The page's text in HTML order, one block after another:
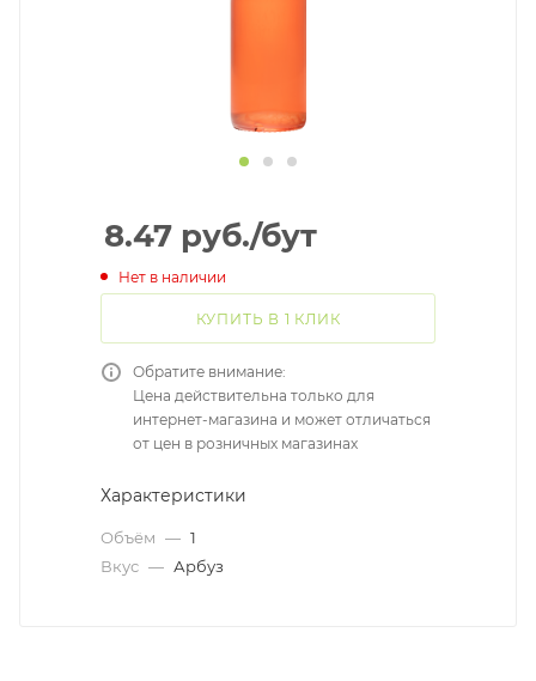
8.47 руб./бут
Нет в наличии
КУПИТЬ В 1 КЛИК
Обратите внимание:
Цена действительна только для
интернет-магазина и может отличаться
от цен в розничных магазинах
Характеристики
Объём — 1
Вкус — Арбуз